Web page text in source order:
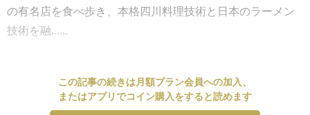
の有名店を食べ歩き、本格四川料理技術と日本のラーメン
技術を融......
この記事の続きは月額プラン会員への加入、
またはアプリでコイン購入をすると読めます